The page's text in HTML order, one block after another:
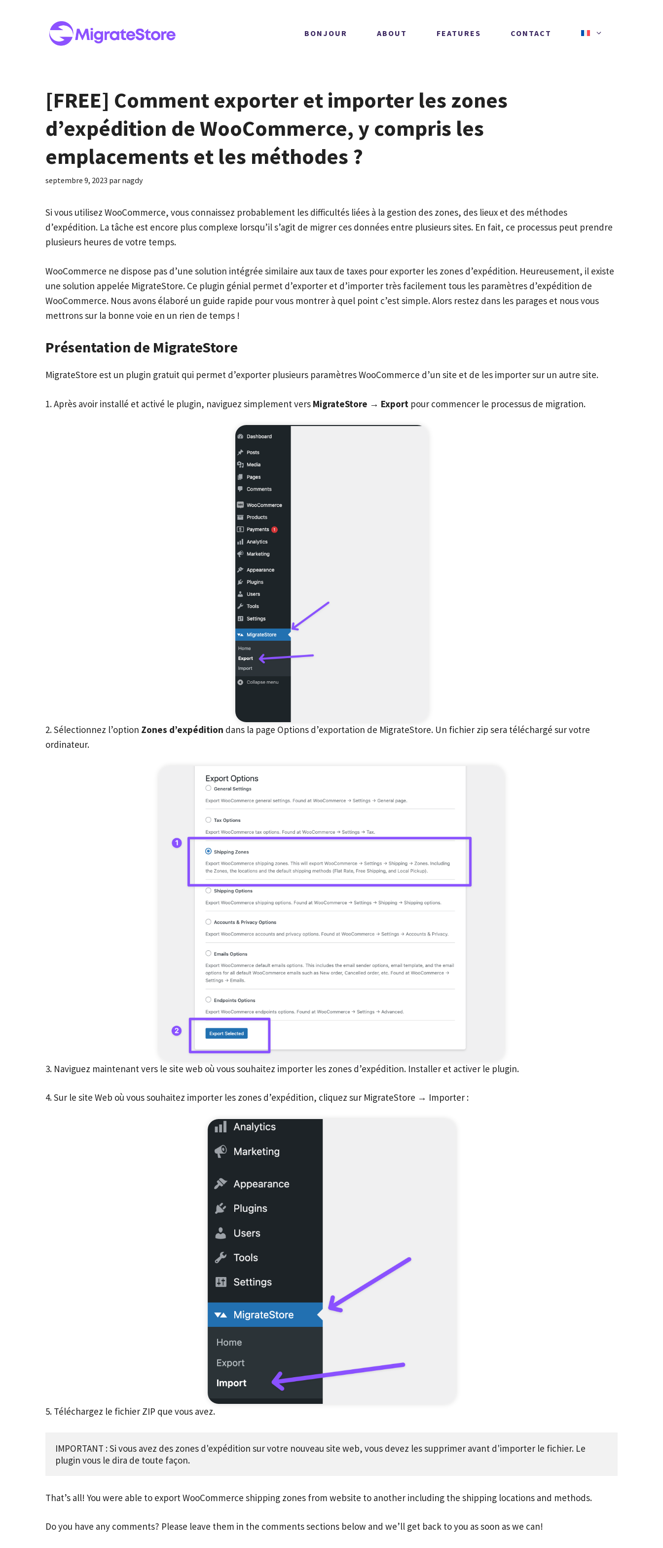
BONJOUR ABOUT FEATURES CONTACT
[FREE] Comment exporter et importer les zones
d’expédition de WooCommerce, y compris les
emplacements et les méthodes ?
septembre 9, 2023 par nagdy
Si vous utilisez WooCommerce, vous connaissez probablement les difficultés liées à la gestion des zones, des lieux et des méthodes
d’expédition. La tâche est encore plus complexe lorsqu’il s’agit de migrer ces données entre plusieurs sites. En fait, ce processus peut prendre
plusieurs heures de votre temps.
WooCommerce ne dispose pas d’une solution intégrée similaire aux taux de taxes pour exporter les zones d’expédition. Heureusement, il existe
une solution appelée MigrateStore. Ce plugin génial permet d’exporter et d’importer très facilement tous les paramètres d’expédition de
WooCommerce. Nous avons élaboré un guide rapide pour vous montrer à quel point c’est simple. Alors restez dans les parages et nous vous
mettrons sur la bonne voie en un rien de temps !
Présentation de MigrateStore
MigrateStore est un plugin gratuit qui permet d’exporter plusieurs paramètres WooCommerce d’un site et de les importer sur un autre site.
1. Après avoir installé et activé le plugin, naviguez simplement vers MigrateStore → Export pour commencer le processus de migration.
2. Sélectionnez l’option Zones d’expédition dans la page Options d’exportation de MigrateStore. Un fichier zip sera téléchargé sur votre
ordinateur.
3. Naviguez maintenant vers le site web où vous souhaitez importer les zones d’expédition. Installer et activer le plugin.
4. Sur le site Web où vous souhaitez importer les zones d’expédition, cliquez sur MigrateStore → Importer :
5. Téléchargez le fichier ZIP que vous avez.
IMPORTANT : Si vous avez des zones d'expédition sur votre nouveau site web, vous devez les supprimer avant d'importer le fichier. Le
plugin vous le dira de toute façon.
That’s all! You were able to export WooCommerce shipping zones from website to another including the shipping locations and methods.
Do you have any comments? Please leave them in the comments sections below and we’ll get back to you as soon as we can!